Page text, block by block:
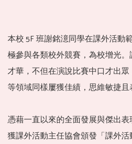
本校 5F 班謝銘澺同學在課外活動
極參與各類校外競賽，為校增光
才華，不但在演說比賽中口才出
等領域同樣屢獲佳績，思維敏捷且
憑藉一直以來的全面發展與傑出
獲課外活動主任協會頒發「課外